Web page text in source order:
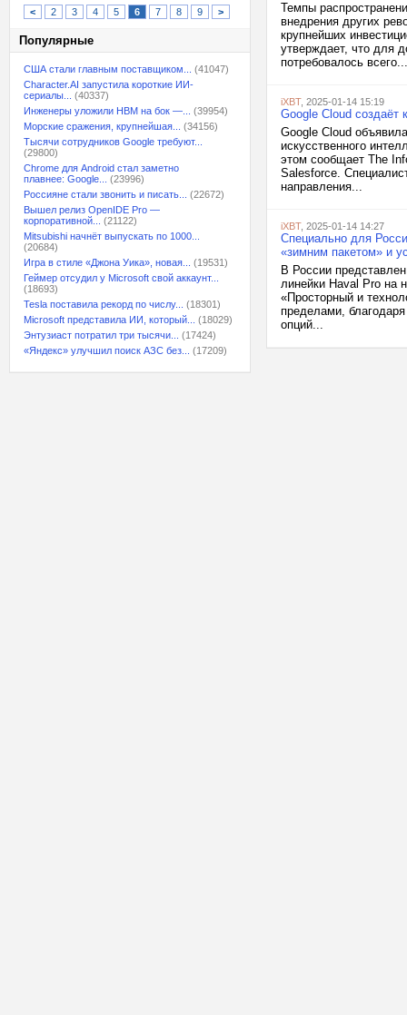
< 2 3 4 5 6 7 8 9 >
Популярные
США стали главным поставщиком...
(41047)
Character.AI запустила короткие ИИ-
сериалы...
(40337)
Инженеры уложили HBM на бок —...
(39954)
Морские сражения, крупнейшая...
(34156)
Тысячи сотрудников Google требуют...
(29800)
Chrome для Android стал заметно
плавнее: Google...
(23996)
Россияне стали звонить и писать...
(22672)
Вышел релиз OpenIDE Pro —
корпоративной...
(21122)
Mitsubishi начнёт выпускать по 1000...
(20684)
Игра в стиле «Джона Уика», новая...
(19531)
Геймер отсудил у Microsoft свой аккаунт...
(18693)
Tesla поставила рекорд по числу...
(18301)
Microsoft представила ИИ, который...
(18029)
Энтузиаст потратил три тысячи...
(17424)
«Яндекс» улучшил поиск АЗС без...
(17209)
Темпы
внедрения других
крупнейших
утверждает, что для
потребовалось всего...
iXBT, 2025-01-14 15:19
Google Cloud создаёт
Google Cloud
искусственного
этом сообщает The
Salesforce.
направления...
iXBT, 2025-01-14 14:27
Специально для
«зимним пакетом» и
В России
линейки Haval Pro на
«Просторный и
пределами,
опций...